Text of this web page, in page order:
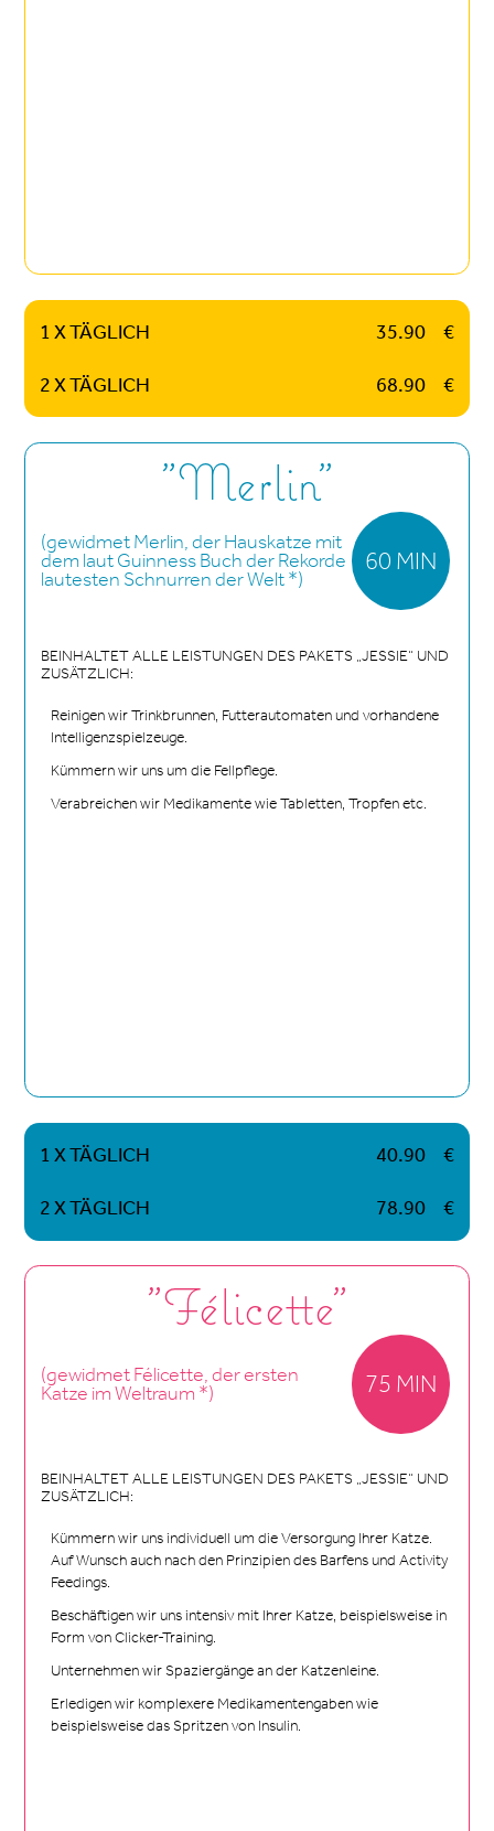
"Merlin"
60 MIN
(gewidmet Merlin, der Hauskatze mit
dem laut Guinness Buch der Rekorde
lautesten Schnurren der Welt *)
BEINHALTET ALLE LEISTUNGEN DES PAKETS „JESSIE“ UND
ZUSÄTZLICH:
Reinigen wir Trinkbrunnen, Futterautomaten und vorhandene
Intelligenzspielzeuge.
Kümmern wir uns um die Fellpflege.
Verabreichen wir Medikamente wie Tabletten, Tropfen etc.
"Félicette"
75 MIN
(gewidmet Félicette, der ersten
Katze im Weltraum *)
BEINHALTET ALLE LEISTUNGEN DES PAKETS „JESSIE“ UND
ZUSÄTZLICH:
Kümmern wir uns individuell um die Versorgung Ihrer Katze.
Auf Wunsch auch nach den Prinzipien des Barfens und Activity
Feedings.
Beschäftigen wir uns intensiv mit Ihrer Katze, beispielsweise in
Form von Clicker-Training.
Unternehmen wir Spaziergänge an der Katzenleine.
Erledigen wir komplexere Medikamentengaben wie
beispielsweise das Spritzen von Insulin.
1 X TÄGLICH 35.90 €
2 X TÄGLICH 68.90 €
1 X TÄGLICH 40.90 €
2 X TÄGLICH 78.90 €